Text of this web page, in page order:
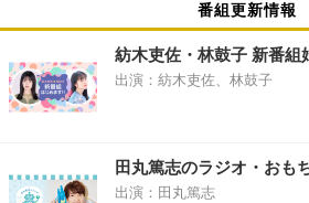
番組更新情報
紡木吏佐・林鼓子 新番組
出演：紡木吏佐、林鼓子
田丸篤志のラジオ・おも
出演：田丸篤志